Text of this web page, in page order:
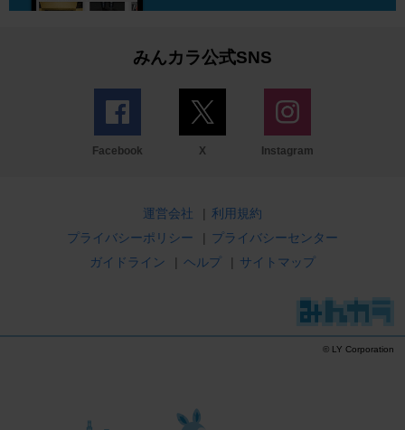
みんカラ公式SNS
Facebook X Instagram
運営会社 | 利用規約
プライバシーポリシー
| プライバシーセンター
ガイドライン
| ヘルプ | サイトマップ
© LY Corporation